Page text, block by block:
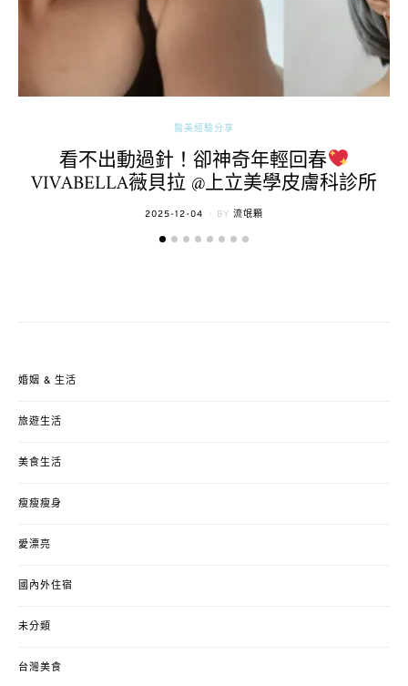
醫美經驗分享
看不出動過針！卻神奇年輕回春
VIVABELLA薇貝拉 @上立美學皮膚科診所
POSTED
2025-12-04 BY 流氓顆
婚姻 & 生活
旅遊生活
美食生活
瘦瘦瘦身
愛漂亮
國內外住宿
未分類
台灣美食